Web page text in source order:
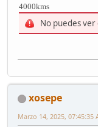
4000kms
No puedes
xosepe
Marzo 14, 2025, 07:45:35